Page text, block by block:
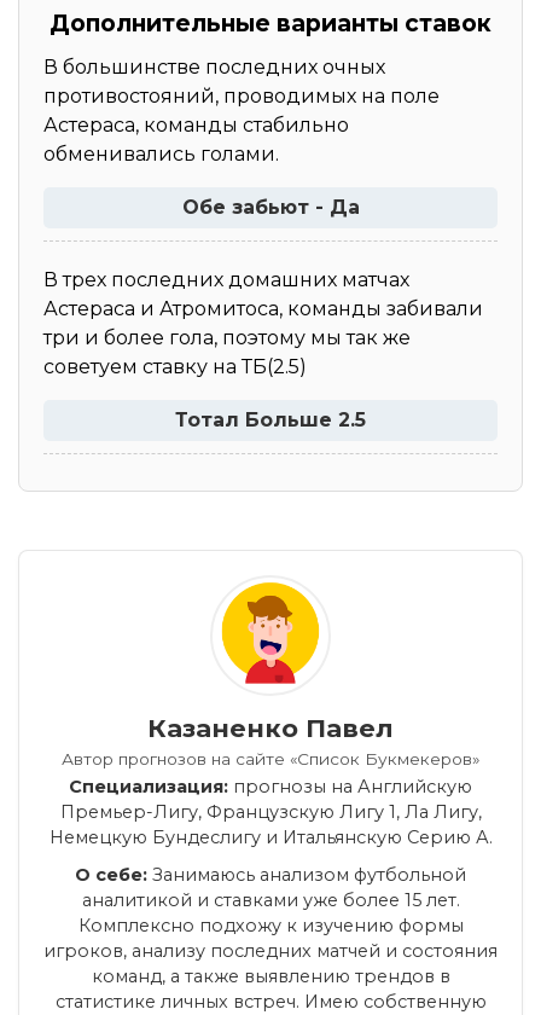
Дополнительные варианты ставок
В большинстве последних очных
противостояний, проводимых на поле
Астераса, команды стабильно
обменивались голами.
Обе забьют - Да
В трех последних домашних матчах
Астераса и Атромитоса, команды забивали
три и более гола, поэтому мы так же
советуем ставку на ТБ(2.5)
Тотал Больше 2.5
Казаненко Павел
Автор прогнозов на сайте «Список Букмекеров»
Специализация: прогнозы на Английскую
Премьер-Лигу, Французскую Лигу 1, Ла Лигу,
Немецкую Бундеслигу и Итальянскую Серию А.
О себе: Занимаюсь анализом футбольной
аналитикой и ставками уже более 15 лет.
Комплексно подхожу к изучению формы
игроков, анализу последних матчей и состояния
команд, а также выявлению трендов в
статистике личных встреч. Имею собственную